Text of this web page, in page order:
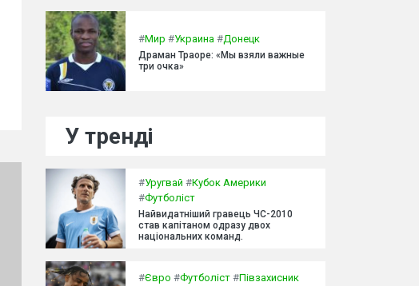
#Мир #Украина #Донецк
Драман Траоре: «Мы взяли важные
три очка»
У тренді
#Уругвай #Кубок Америки
#Футболіст
Найвидатніший гравець ЧС-2010
став капітаном одразу двох
національних команд.
#Євро #Футболіст #Півзахисник